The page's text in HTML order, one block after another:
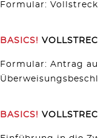
Formular:
BASICS!
Formular: Antrag
BASICS!